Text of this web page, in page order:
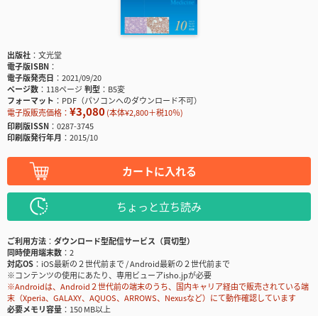
出版社
文光堂
電子版ISBN
電子版発売日
2021/09/20
ページ数
118ページ判型
B5変
フォーマット
PDF（パソコンへのダウンロード不可）
電子版販売価格： ¥3,080(本体¥2,800＋税10％)
印刷版ISSN
0287-3745
印刷版発行年月
2015/10
カートに入れる
ちょっと立ち読み
ご利用方法
ダウンロード型配信サービス（買切型）
同時使用端末数
2
対応OS
iOS最新の２世代前まで / Android最新の２世代前まで
※コンテンツの使用にあたり、専用ビューアisho.jpが必要
※Androidは、Android２世代前の端末のうち、国内キャリア経由で販売されている端
末（Xperia、GALAXY、AQUOS、ARROWS、Nexusなど）にて動作確認しています
必要メモリ容量
150 MB以上